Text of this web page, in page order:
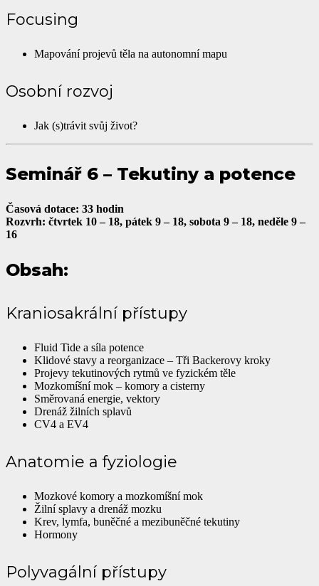
Focusing
Mapování projevů těla na autonomní mapu
Osobní rozvoj
Jak (s)trávit svůj život?
Seminář 6 – Tekutiny a potence
Časová dotace: 33 hodin
Rozvrh: čtvrtek 10 – 18, pátek 9 – 18, sobota 9 – 18, neděle 9 –
16
Obsah:
Kraniosakrální přístupy
Fluid Tide a síla potence
Klidové stavy a reorganizace – Tři Backerovy kroky
Projevy tekutinových rytmů ve fyzickém těle
Mozkomíšní mok – komory a cisterny
Směrovaná energie, vektory
Drenáž žilních splavů
CV4 a EV4
Anatomie a fyziologie
Mozkové komory a mozkomíšní mok
Žilní splavy a drenáž mozku
Krev, lymfa, buněčné a mezibuněčné tekutiny
Hormony
Polyvagální přístupy